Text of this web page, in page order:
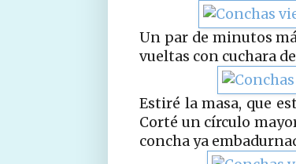
Un par de minutos
vueltas con cuchara
Estiré la masa, que
Corté un círculo
concha ya